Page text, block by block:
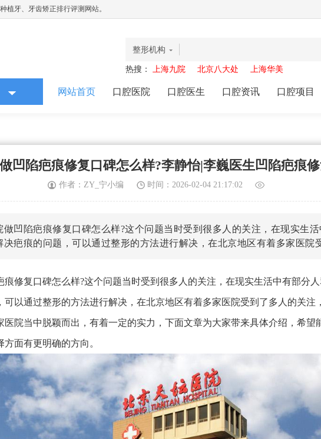
植牙、牙齿矫正排行评测网站。
整形机构
热搜： 上海九院 北京八大处 上海华美
网站首页 口腔医院 口腔医生 口腔资讯 口腔项目
凹陷疤痕修复口碑怎么样?李静怡|李巍医生凹陷疤痕
作者：ZY_宁小编 时间：2026-02-04 21:17:02
做凹陷疤痕修复口碑怎么样?这个问题当时受到很多人的关注，在现实生
决疤痕的问题，可以通过整形的方法进行解决，在北京地区有着多家医院
痕修复口碑怎么样?这个问题当时受到很多人的关注，在现实生活中有部分
可以通过整形的方法进行解决，在北京地区有着多家医院受到了多人的关注
医院当中脱颖而出，有着一定的实力，下面文章为大家带来具体介绍，希望
面有更明确的方向。